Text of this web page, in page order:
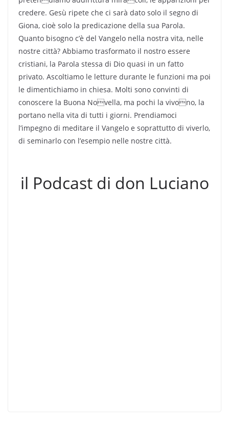
credere. Gesù ripete che ci sarà dato solo il segno di
Giona, cioè solo la predicazione della sua Parola.
Quanto bisogno c’è del Vangelo nella nostra vita, nelle
nostre città? Abbiamo trasformato il nostro essere
cristiani, la Parola stessa di Dio quasi in un fatto
privato. Ascoltiamo le letture durante le funzioni ma poi
le dimentichiamo in chiesa. Molti sono convinti di
conoscere la Buona Novella, ma pochi la vivono, la
portano nella vita di tutti i giorni. Prendiamoci
l’impegno di meditare il Vangelo e soprattutto di viverlo,
di seminarlo con l’esempio nelle nostre città.
il Podcast di don Luciano